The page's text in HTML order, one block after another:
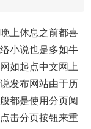
上休息之前都喜
小说也是多如牛
如起点中文网上
发布网站由于历
都是使用分页阅
击分页按钮来重